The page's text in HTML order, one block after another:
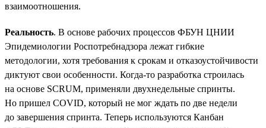
взаимоотношения.
Реальность. В основе рабочих процессов ФБУН ЦНИИ
Эпидемиологии Роспотребнадзора лежат гибкие
методологии, хотя требования к срокам и отказоустойчивости
диктуют свои особенности. Когда-то разработка строилась
на основе SCRUM, применяли двухнедельные спринты.
Но пришел COVID, который не мог ждать по две недели
до завершения спринта. Теперь используются Канбан